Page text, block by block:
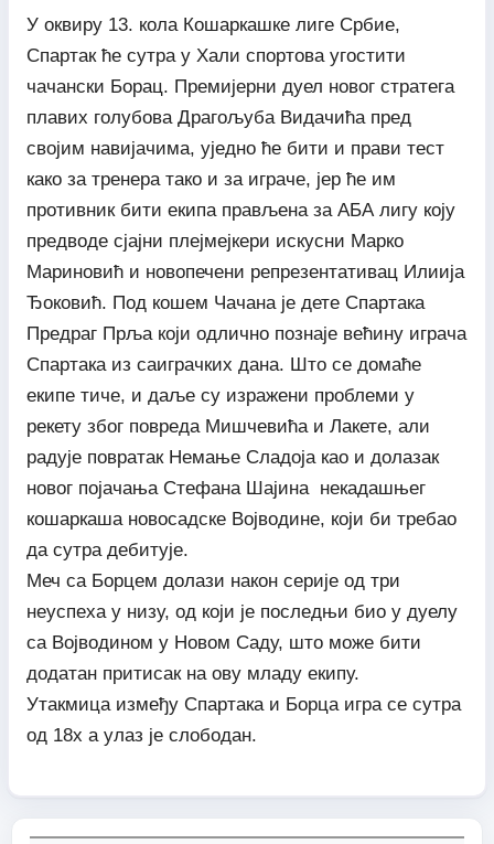
У оквиру 13. кола Кошаркашке лиге Србие,
Спартак ће сутра у Хали спортова угостити
чачански Борац. Премијерни дуел новог стратега
плавих голубова Драгољуба Видачића пред
својим навијачима, уједно ће бити и прави тест
како за тренера тако и за играче, јер ће им
противник бити екипа прављена за АБА лигу коју
предводе сјајни плејмејкери искусни Марко
Мариновић и новопечени репрезентативац Илиија
Ђоковић. Под кошем Чачана је дете Спартака
Предраг Прља који одлично познаје већину играча
Спартака из саиграчких дана. Што се домаће
екипе тиче, и даље су изражени проблеми у
рекету због повреда Мишчевића и Лакете, али
радује повратак Немање Сладоја као и долазак
новог појачања Стефана Шајина некадашњег
кошаркаша новосадске Војводине, који би требао
да сутра дебитује.
Меч са Борцем долази након серије од три
неуспеха у низу, од који је последњи био у дуелу
са Војводином у Новом Саду, што може бити
додатан притисак на ову младу екипу.
Утакмица између Спартака и Борца игра се сутра
од 18х а улаз је слободан.